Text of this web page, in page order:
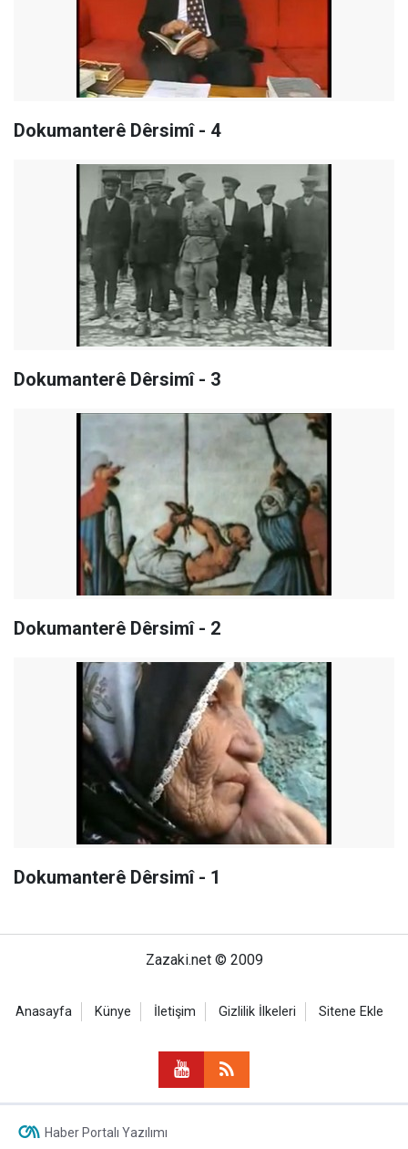
Dokumanterê Dêrsimî - 4
Dokumanterê Dêrsimî - 3
Dokumanterê Dêrsimî - 2
Dokumanterê Dêrsimî - 1
Zazaki.net © 2009
Anasayfa Künye İletişim Gizlilik İlkeleri Sitene Ekle
Haber Portalı Yazılımı